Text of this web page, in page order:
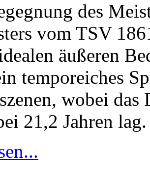
des
vom TSV
äußeren
temporeiches
wobei
21,2 Jahren lag.